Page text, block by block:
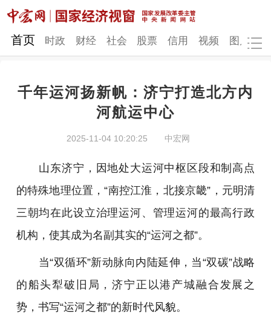
网站地图
财经 社会
图片
地方发展
首页 时政 财经 社会 股票 信用 视频 图片
千年运河扬新帆：济宁打造北方内
河航运中心
2025-11-04 10:20:25 中宏网
山东济宁，因地处大运河中枢区段和制高点
的特殊地理位置，“南控江淮，北接京畿”，元明清
三朝均在此设立治理运河、管理运河的最高行政
机构，使其成为名副其实的“运河之都”。
当“双循环”新动脉向内陆延伸，当“双碳”战略
的船头犁破旧局，济宁正以港产城融合发展之
势，书写“运河之都”的新时代风貌。